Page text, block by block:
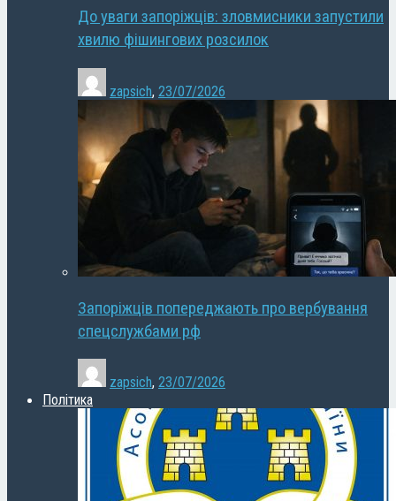
До уваги запоріжців: зловмисники запустили
хвилю фішингових розсилок
zapsich, 23/07/2026
Запоріжців попереджають про вербування
спецслужбами рф
zapsich, 23/07/2026
Політика